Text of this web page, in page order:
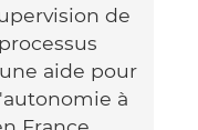
de
aide pour
à